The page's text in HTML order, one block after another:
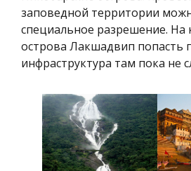
заповедной территории
специальное разрешение. На
острова Лакшадвип попасть
инфраструктура там пока не